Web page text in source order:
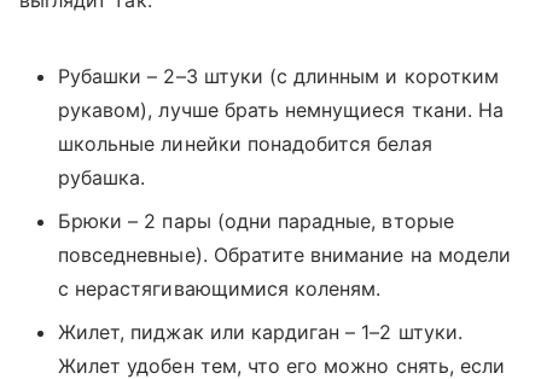
Рубашки – 2–3 штуки (с длинным и коротким
рукавом), лучше брать немнущиеся ткани. На
школьные линейки понадобится белая
рубашка.
Брюки – 2 пары (одни парадные, вторые
повседневные). Обратите внимание на модели
с нерастягивающимися коленям.
Жилет, пиджак или кардиган – 1–2 штуки.
Жилет удобен тем, что его можно снять, если